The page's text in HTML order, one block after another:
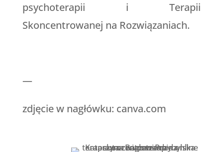
psychoterapii i Terapii
Skoncentrowanej na Rozwiązaniach.
—
zdjęcie w nagłówku: canva.com